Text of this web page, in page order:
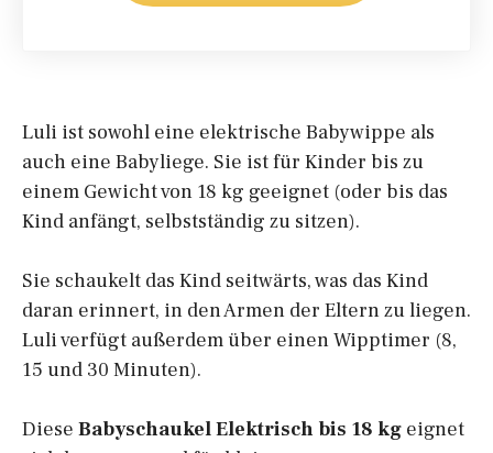
Luli ist sowohl eine elektrische Babywippe als
auch eine Babyliege. Sie ist für Kinder bis zu
einem Gewicht von 18 kg geeignet (oder bis das
Kind anfängt, selbstständig zu sitzen).
Sie schaukelt das Kind seitwärts, was das Kind
daran erinnert, in den Armen der Eltern zu liegen.
Luli verfügt außerdem über einen Wipptimer (8,
15 und 30 Minuten).
Diese Babyschaukel Elektrisch bis 18 kg eignet